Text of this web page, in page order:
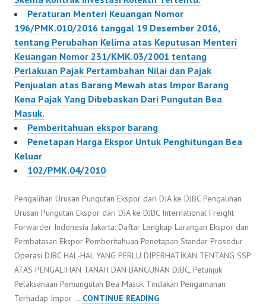
Peraturan Menteri Keuangan Nomor
196/PMK.010/2016 tanggal 19 Desember 2016,
tentang Perubahan Kelima atas Keputusan Menteri
Keuangan Nomor 231/KMK.03/2001 tentang
Perlakuan Pajak Pertambahan Nilai dan Pajak
Penjualan atas Barang Mewah atas lmpor Barang
Kena Pajak Yang Dibebaskan Dari Pungutan Bea
Masuk.
Pemberitahuan ekspor barang
Penetapan Harga Ekspor Untuk Penghitungan Bea
Keluar
102/PMK.04/2010
Pengalihan Urusan Pungutan Ekspor dari DJA ke DJBC Pengalihan
Urusan Pungutan Ekspor dari DJA ke DJBC International Freight
Forwarder Indonesia Jakarta: Daftar Lengkap Larangan Ekspor dan
Pembatasan Ekspor Pemberitahuan Penetapan Standar Prosedur
Operasi DJBC HAL-HAL YANG PERLU DIPERHATIKAN TENTANG SSP
ATAS PENGALIHAN TANAH DAN BANGUNAN DJBC, Petunjuk
Pelaksanaan Pemungutan Bea Masuk Tindakan Pengamanan
Terhadap Impor … CONTINUE READINGPENGALIHAN